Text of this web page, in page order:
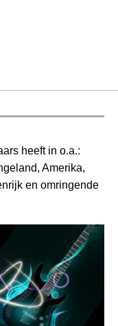
heeft in o.a.:
Amerika,
en omringende